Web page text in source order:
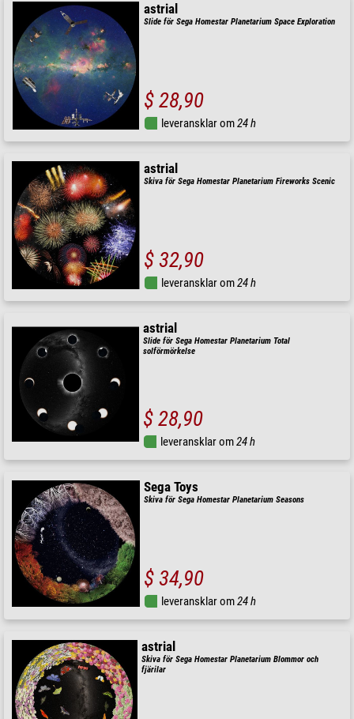
astrial
Slide för Sega Homestar Planetarium Space Exploration
$ 28,90
leveransklar om24 h
astrial
Skiva för Sega Homestar Planetarium Fireworks Scenic
$ 32,90
leveransklar om24 h
astrial
Slide för Sega Homestar Planetarium Total
solförmörkelse
$ 28,90
leveransklar om24 h
Sega Toys
Skiva för Sega Homestar Planetarium Seasons
$ 34,90
leveransklar om24 h
astrial
Skiva för Sega Homestar Planetarium Blommor och
fjärilar